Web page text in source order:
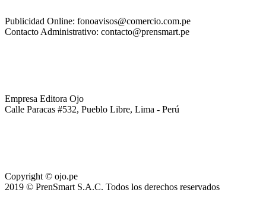
Publicidad Online: fonoavisos@comercio.com.pe
Contacto Administrativo: contacto@prensmart.pe
Empresa Editora Ojo
Calle Paracas #532, Pueblo Libre, Lima - Perú
Copyright © ojo.pe
2019 © PrenSmart S.A.C. Todos los derechos reservados